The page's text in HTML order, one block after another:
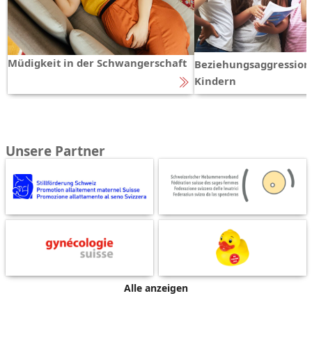
Müdigkeit in der Schwangerschaft
Kindern
Unsere Partner
Alle anzeigen